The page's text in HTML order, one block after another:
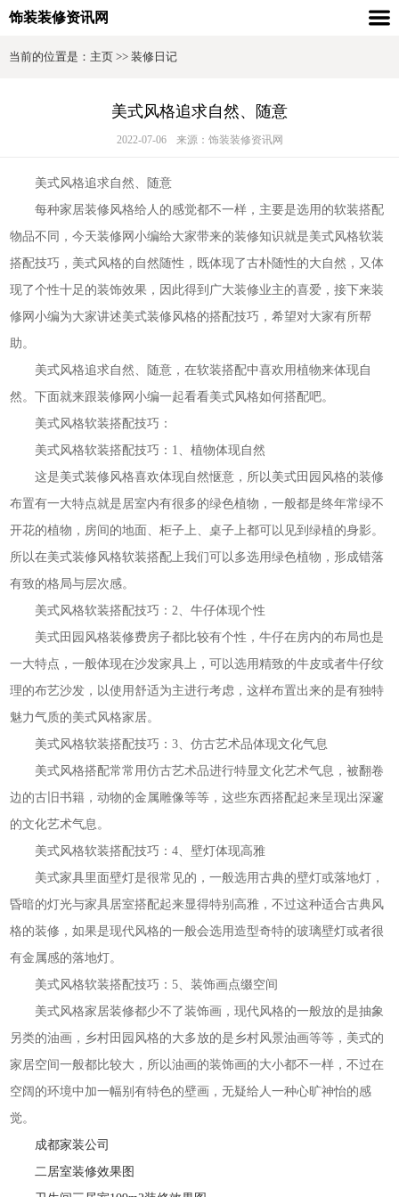
饰装装修资讯网
当前的位置是： 主页 >> 装修日记
美式风格追求自然、随意
2022-07-06 来源：饰装装修资讯网
美式风格追求自然、随意
每种家居装修风格给人的感觉都不一样，主要是选用的软装搭配
物品不同，今天装修网小编给大家带来的装修知识就是美式风格软装
搭配技巧，美式风格的自然随性，既体现了古朴随性的大自然，又体
现了个性十足的装饰效果，因此得到广大装修业主的喜爱，接下来装
修网小编为大家讲述美式装修风格的搭配技巧，希望对大家有所帮
助。
美式风格追求自然、随意，在软装搭配中喜欢用植物来体现自
然。下面就来跟装修网小编一起看看美式风格如何搭配吧。
美式风格软装搭配技巧：
美式风格软装搭配技巧：1、植物体现自然
这是美式装修风格喜欢体现自然惬意，所以美式田园风格的装修
布置有一大特点就是居室内有很多的绿色植物，一般都是终年常绿不
开花的植物，房间的地面、柜子上、桌子上都可以见到绿植的身影。
所以在美式装修风格软装搭配上我们可以多选用绿色植物，形成错落
有致的格局与层次感。
美式风格软装搭配技巧：2、牛仔体现个性
美式田园风格装修费房子都比较有个性，牛仔在房内的布局也是
一大特点，一般体现在沙发家具上，可以选用精致的牛皮或者牛仔纹
理的布艺沙发，以使用舒适为主进行考虑，这样布置出来的是有独特
魅力气质的美式风格家居。
美式风格软装搭配技巧：3、仿古艺术品体现文化气息
美式风格搭配常常用仿古艺术品进行特显文化艺术气息，被翻卷
边的古旧书籍，动物的金属雕像等等，这些东西搭配起来呈现出深邃
的文化艺术气息。
美式风格软装搭配技巧：4、壁灯体现高雅
美式家具里面壁灯是很常见的，一般选用古典的壁灯或落地灯，
昏暗的灯光与家具居室搭配起来显得特别高雅，不过这种适合古典风
格的装修，如果是现代风格的一般会选用造型奇特的玻璃壁灯或者很
有金属感的落地灯。
美式风格软装搭配技巧：5、装饰画点缀空间
美式风格家居装修都少不了装饰画，现代风格的一般放的是抽象
另类的油画，乡村田园风格的大多放的是乡村风景油画等等，美式的
家居空间一般都比较大，所以油画的装饰画的大小都不一样，不过在
空阔的环境中加一幅别有特色的壁画，无疑给人一种心旷神怡的感
觉。
成都家装公司
二居室装修效果图